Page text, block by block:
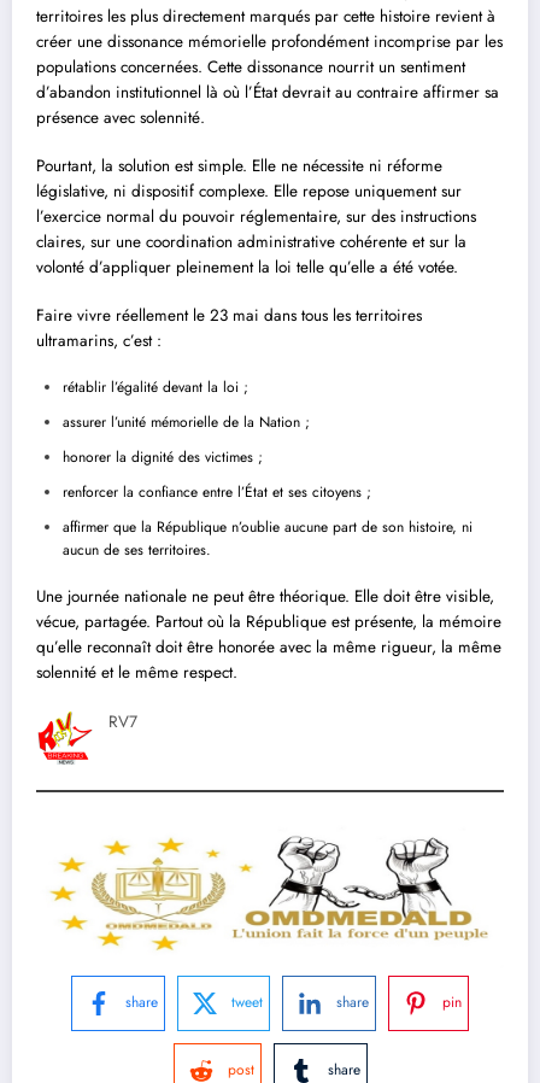
territoires les plus directement marqués par cette histoire revient à
créer une dissonance mémorielle profondément incomprise par les
populations concernées. Cette dissonance nourrit un sentiment
d’abandon institutionnel là où l’État devrait au contraire affirmer sa
présence avec solennité.
Pourtant, la solution est simple. Elle ne nécessite ni réforme
législative, ni dispositif complexe. Elle repose uniquement sur
l’exercice normal du pouvoir réglementaire, sur des instructions
claires, sur une coordination administrative cohérente et sur la
volonté d’appliquer pleinement la loi telle qu’elle a été votée.
Faire vivre réellement le 23 mai dans tous les territoires
ultramarins, c’est :
rétablir l’égalité devant la loi ;
assurer l’unité mémorielle de la Nation ;
honorer la dignité des victimes ;
renforcer la confiance entre l’État et ses citoyens ;
affirmer que la République n’oublie aucune part de son histoire, ni
aucun de ses territoires.
Une journée nationale ne peut être théorique. Elle doit être visible,
vécue, partagée. Partout où la République est présente, la mémoire
qu’elle reconnaît doit être honorée avec la même rigueur, la même
solennité et le même respect.
RV7
share tweet share pin
post share